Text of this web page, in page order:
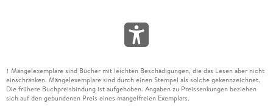
1 Mängelexemplare sind Bücher mit leichten Beschädigungen, die das Lesen aber nicht
einschränken. Mängelexemplare sind durch einen Stempel als solche gekennzeichnet.
Die frühere Buchpreisbindung ist aufgehoben. Angaben zu Preissenkungen beziehen
sich auf den gebundenen Preis eines mangelfreien Exemplars.